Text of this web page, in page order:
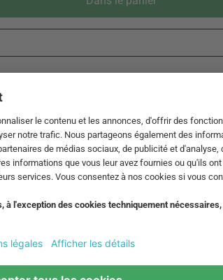
expédition de DE par DHL
de 60 jours